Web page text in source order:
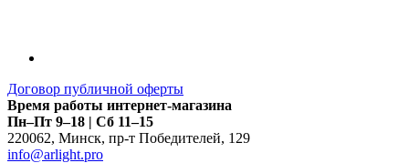
Договор публичной оферты
Время работы интернет-магазина
Пн–Пт 9–18 | Сб 11–15
220062, Минск, пр-т Победителей, 129
info@arlight.pro